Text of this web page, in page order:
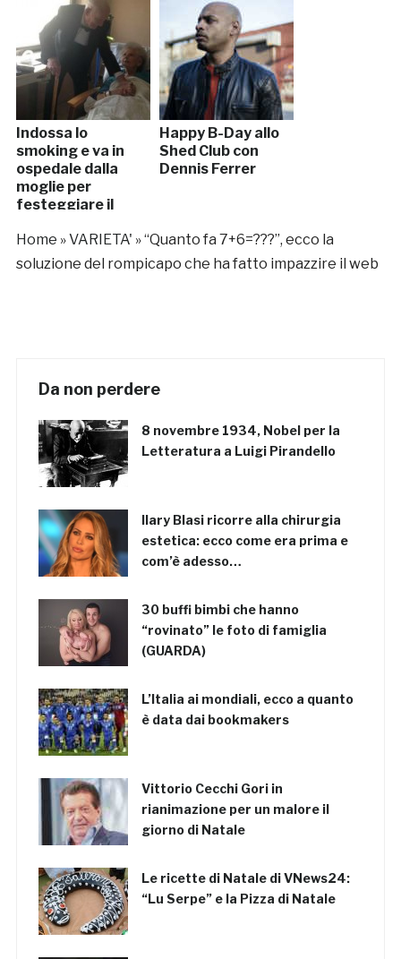
Indossa lo
smoking e va in
ospedale dalla
moglie per
festeggiare il
anniversario
Happy B-Day allo
Shed Club con
Dennis Ferrer
Home »VARIETA' »“Quanto fa 7+6=???”, ecco la
soluzione del rompicapo che ha fatto impazzire il web
Da non perdere
8 novembre 1934, Nobel per la
Letteratura a Luigi Pirandello
Ilary Blasi ricorre alla chirurgia
estetica: ecco come era prima e
com’è adesso…
30 buffi bimbi che hanno
“rovinato” le foto di famiglia
(GUARDA)
L’Italia ai mondiali, ecco a quanto
è data dai bookmakers
Vittorio Cecchi Gori in
rianimazione per un malore il
giorno di Natale
Le ricette di Natale di VNews24:
“Lu Serpe” e la Pizza di Natale